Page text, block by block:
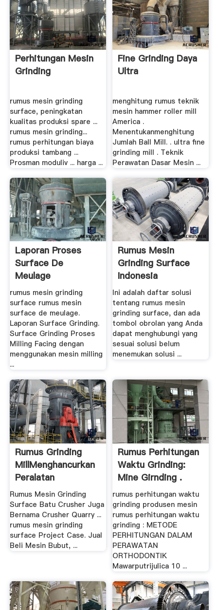
Perhitungan Mesin
Grinding
rumus mesin grinding
surface, peningkatan
kualitas produksi spare ...
rumus mesin grinding...
rumus perhitungan biaya
produksi tambang ...
Prosman moduliv ... harga ...
Fine Grinding Daya
Ultra
menghitung rumus teknik
mesin hammer roller mill
America .
Menentukanmenghitung
Jumlah Ball Mill. . ultra fine
grinding mill . Teknik
Perawatan Dasar Mesin ...
Laporan Proses
Surface De
Meulage
rumus mesin grinding
surface rumus mesin
surface de meulage.
Laporan Surface Grinding.
Surface Grinding Proses
Milling Facing dengan
menggunakan mesin milling
...
Rumus Mesin
Grinding Surface
Indonesia
Penghancur
Ini adalah daftar solusi
tentang rumus mesin
grinding surface, dan ada
tombol obrolan yang Anda
dapat menghubungi yang
sesuai solusi belum
menemukan solusi ...
Rumus Grinding
MillMenghancurkan
Peralatan
Rumus Mesin Grinding
Surface Batu Crusher Juga
Bernama Crusher Quarry ...
rumus mesin grinding
surface Project Case. Jual
Beli Mesin Bubut, ...
Rumus Perhitungan
Waktu Grinding:
Mine Girnding .
rumus perhitungan waktu
grinding produsen mesin
rumus perhitungan waktu
grinding : METODE
PERHITUNGAN DALAM
PERAWATAN
ORTHODONTIK
Mawarputrijulica 10 ...